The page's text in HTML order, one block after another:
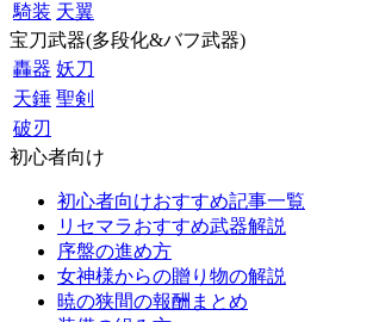
騎装 天翼
宝刀武器(多段化&バフ武器)
轟器 妖刀
天錘 聖剣
破刃
初心者向け
初心者向けおすすめ記事一覧
リセマラおすすめ武器解説
序盤の進め方
女神様からの贈り物の解説
暁の狭間の報酬まとめ